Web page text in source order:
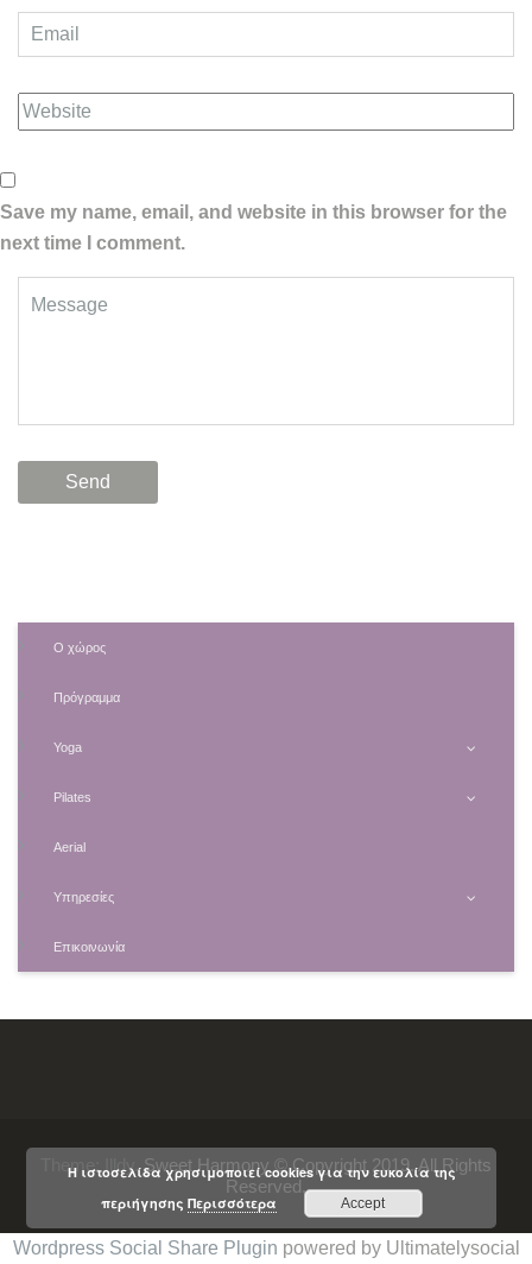
Save my name, email, and website in this browser for the
next time I comment.
Ο χώρος
Πρόγραμμα
Yoga
Pilates
Aerial
Υπηρεσίες
Επικοινωνία
Theme: Illdy . Sweet Harmony © Copyright 2019. All Rights
Reserved.
Wordpress Social Share Plugin powered by Ultimatelysocial
Η ιστοσελίδα χρησιμοποιεί cookies για την ευκολία της
περιήγησης Περισσότερα Accept